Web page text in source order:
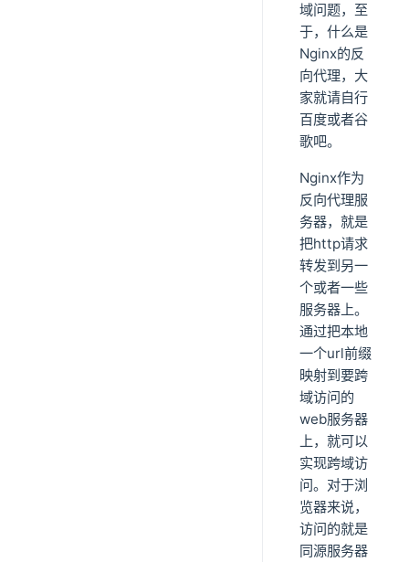
域问题，至
于，什么是
Nginx的反
向代理，大
家就请自行
百度或者谷
歌吧。
Nginx作为
反向代理服
务器，就是
把http请求
转发到另一
个或者一些
服务器上。
通过把本地
一个url前缀
映射到要跨
域访问的
web服务器
上，就可以
实现跨域访
问。对于浏
览器来说，
访问的就是
同源服务器